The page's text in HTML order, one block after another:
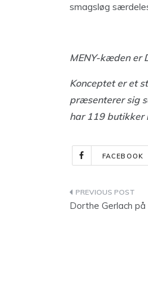
smagsløg
MENY-kæden er
Konceptet er et
præsenterer sig
har 119 butikker
FACEBOOK
Dorthe Gerlach på